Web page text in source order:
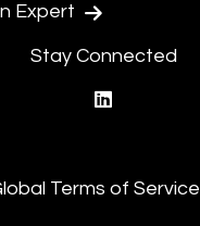
Expert
Stay Connected
Terms of Service